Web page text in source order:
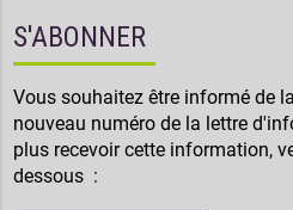
S'ABONNER
Vous souhaitez être informé de
nouveau numéro de la lettre
plus recevoir cette information,
dessous :